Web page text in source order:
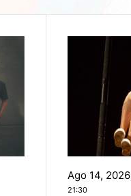
Ago 14, 2026
21:30